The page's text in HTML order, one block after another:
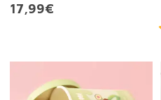
17,99€